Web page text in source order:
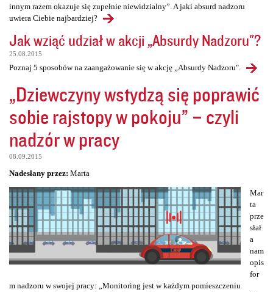
innym razem okazuje się zupełnie niewidzialny”. A jaki absurd nadzoru
uwiera Ciebie najbardziej?
Jak wziąć udział w akcji „Absurdy Nadzoru"?
25.08.2015
Poznaj 5 sposobów na zaangażowanie się w akcję „Absurdy Nadzoru".
„Dziewczyny wstydzą się poprawić
sobie rajstopy w pokoju” – czyli
nadzór w pracy
08.09.2015
Nadesłany przez: Marta
Mar
ta
prze
słał
a
nam
opis
for
m nadzoru w swojej pracy: „Monitoring jest w każdym pomieszczeniu